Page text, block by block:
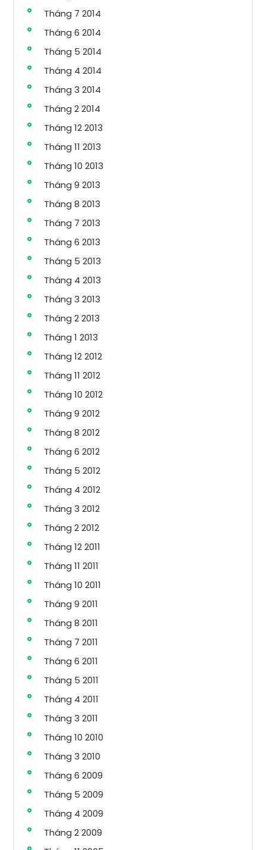
Tháng 7 2014
Tháng 6 2014
Tháng 5 2014
Tháng 4 2014
Tháng 3 2014
Tháng 2 2014
Tháng 12 2013
Tháng 11 2013
Tháng 10 2013
Tháng 9 2013
Tháng 8 2013
Tháng 7 2013
Tháng 6 2013
Tháng 5 2013
Tháng 4 2013
Tháng 3 2013
Tháng 2 2013
Tháng 1 2013
Tháng 12 2012
Tháng 11 2012
Tháng 10 2012
Tháng 9 2012
Tháng 8 2012
Tháng 6 2012
Tháng 5 2012
Tháng 4 2012
Tháng 3 2012
Tháng 2 2012
Tháng 12 2011
Tháng 11 2011
Tháng 10 2011
Tháng 9 2011
Tháng 8 2011
Tháng 7 2011
Tháng 6 2011
Tháng 5 2011
Tháng 4 2011
Tháng 3 2011
Tháng 10 2010
Tháng 3 2010
Tháng 6 2009
Tháng 5 2009
Tháng 4 2009
Tháng 2 2009